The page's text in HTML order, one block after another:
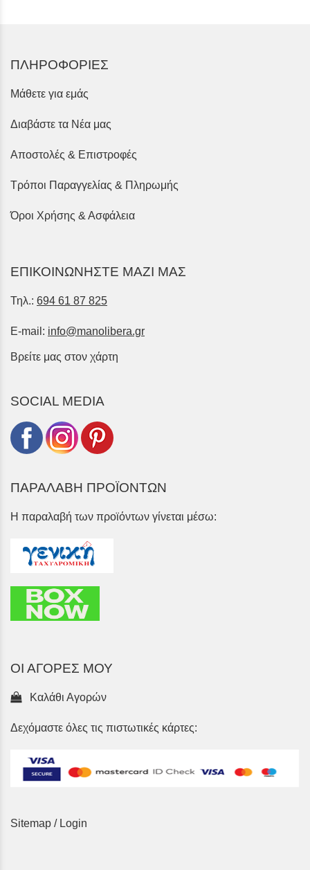
ΠΛΗΡΟΦΟΡΙΕΣ
Μάθετε για εμάς
Διαβάστε τα Νέα μας
Αποστολές & Επιστροφές
Τρόποι Παραγγελίας & Πληρωμής
Όροι Χρήσης & Ασφάλεια
ΕΠΙΚΟΙΝΩΝΗΣΤΕ ΜΑΖΙ ΜΑΣ
Τηλ.: 694 61 87 825
E-mail: info@manolibera.gr
Βρείτε μας στον χάρτη
SOCIAL MEDIA
ΠΑΡΑΛΑΒΗ ΠΡΟΪΟΝΤΩΝ
Η παραλαβή των προϊόντων γίνεται μέσω:
ΟΙ ΑΓΟΡΕΣ ΜΟΥ
Καλάθι Αγορών
Δεχόμαστε όλες τις πιστωτικές κάρτες:
Sitemap / Login